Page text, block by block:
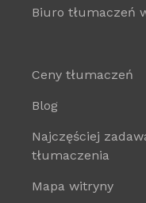
Biuro tłumaczeń
Ceny tłumaczeń
Blog
Najczęściej
tłumaczenia
Mapa witryny